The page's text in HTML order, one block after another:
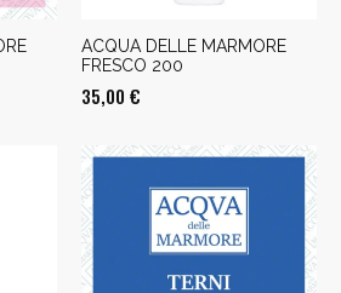
ACQUA DELLE MARMORE
FRESCO 200
35,00 €